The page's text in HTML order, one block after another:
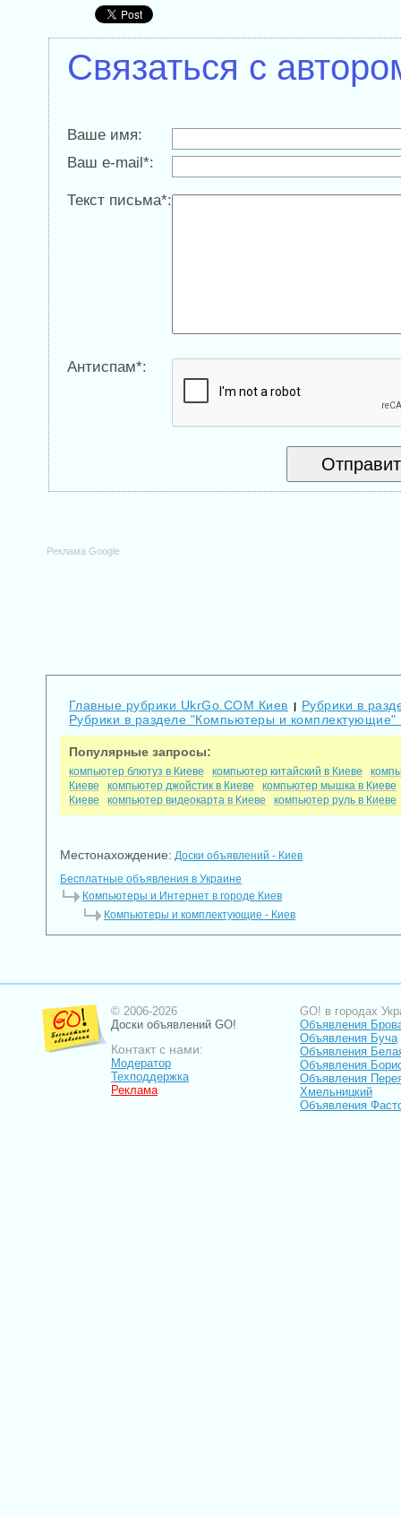
Связаться с
Ваше имя:
Ваш e-mail*:
Текст письма*:
Антиспам*:
Реклама Google
Главные рубрики UkrGo.COM Киев
Рубрики в
Рубрики в разделе "Компьютеры и комплектующие"
Популярные запросы:
компьютер блютуз в Киеве компьютер китайский в Киеве
Киеве
компьютер джойстик в Киеве
компьютер мышка в Киеве
Киеве
компьютер видеокарта в Киеве компьютер руль в Киеве
Местонахождение: Доски объявлений - Киев
Бесплатные объявления в Украине
Компьютеры и Интернет в городе Киев
Компьютеры и комплектующие - Киев
© 2006-2026
Доски объявлений GO!
Контакт с нами:
Модератор
Техподдержка
Реклама
GO! в городах
Объявления
Объявления Буча
Объявления
Объявления
Объявления
Хмельницкий
Объявления